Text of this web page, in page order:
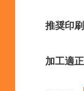
推奨印
加工適正